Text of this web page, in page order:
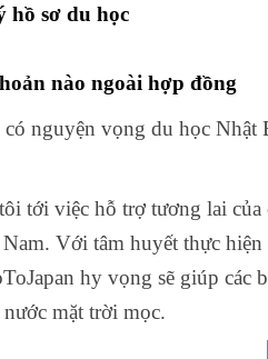
hồ sơ du học
nào ngoài hợp đồng
nguyện vọng du học Nhật
tới việc hỗ trợ tương lai của
Với tâm huyết thực hiện
hy vọng sẽ giúp các
mặt trời mọc.